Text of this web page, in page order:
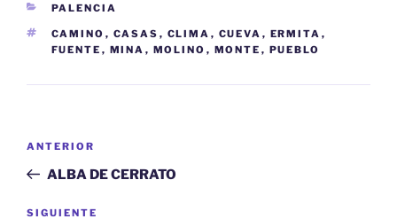
CATEGORÍAS
PALENCIA
ETIQUETAS
CAMINO , CASAS , CLIMA , CUEVA , ERMITA ,
FUENTE , MINA , MOLINO , MONTE , PUEBLO
entradas
Entrada
anterior:
ANTERIOR
ALBA DE CERRATO
Siguiente
SIGUIENTE